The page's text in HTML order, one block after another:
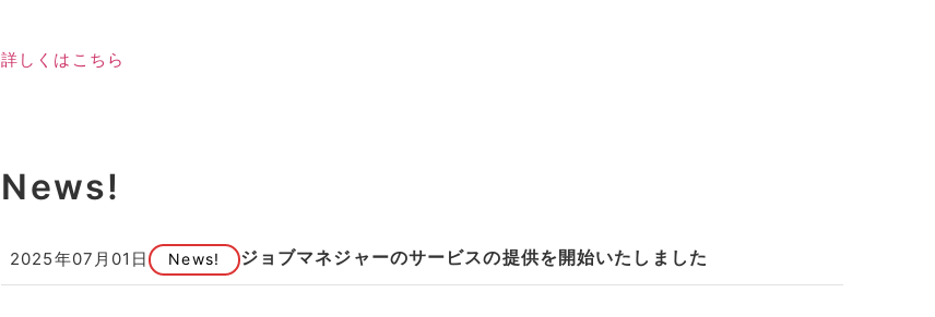
詳しくはこちら
News!
2025年07月01日 News! ジョブマネジャーのサービスの提供を開始いたしました